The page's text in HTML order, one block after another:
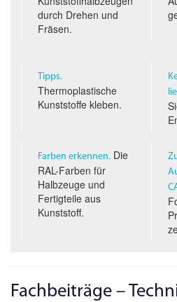
durch Drehen und
Fräsen.
Tipps.
Thermoplastische
Kunststoffe kleben.
Farben erkennen.Die
RAL-Farben für
Halbzeuge und
Fertigteile aus
Kunststoff.
Fachbeiträge –